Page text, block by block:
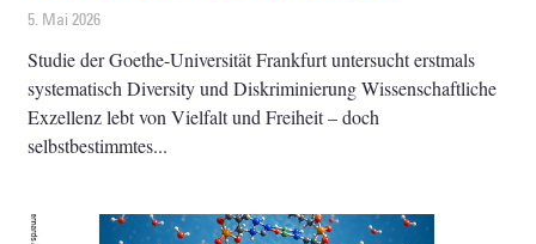
5. Mai 2026
Studie der Goethe-Universität Frankfurt untersucht erstmals
systematisch Diversity und Diskriminierung Wissenschaftliche
Exzellenz lebt von Vielfalt und Freiheit – doch
selbstbestimmtes